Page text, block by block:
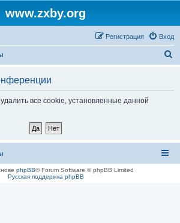
www.zxby.org
Вход
Регистрация
все cookie, установленные данной
phpBB® Forum Software © phpBB Limited
Русская поддержка phpBB